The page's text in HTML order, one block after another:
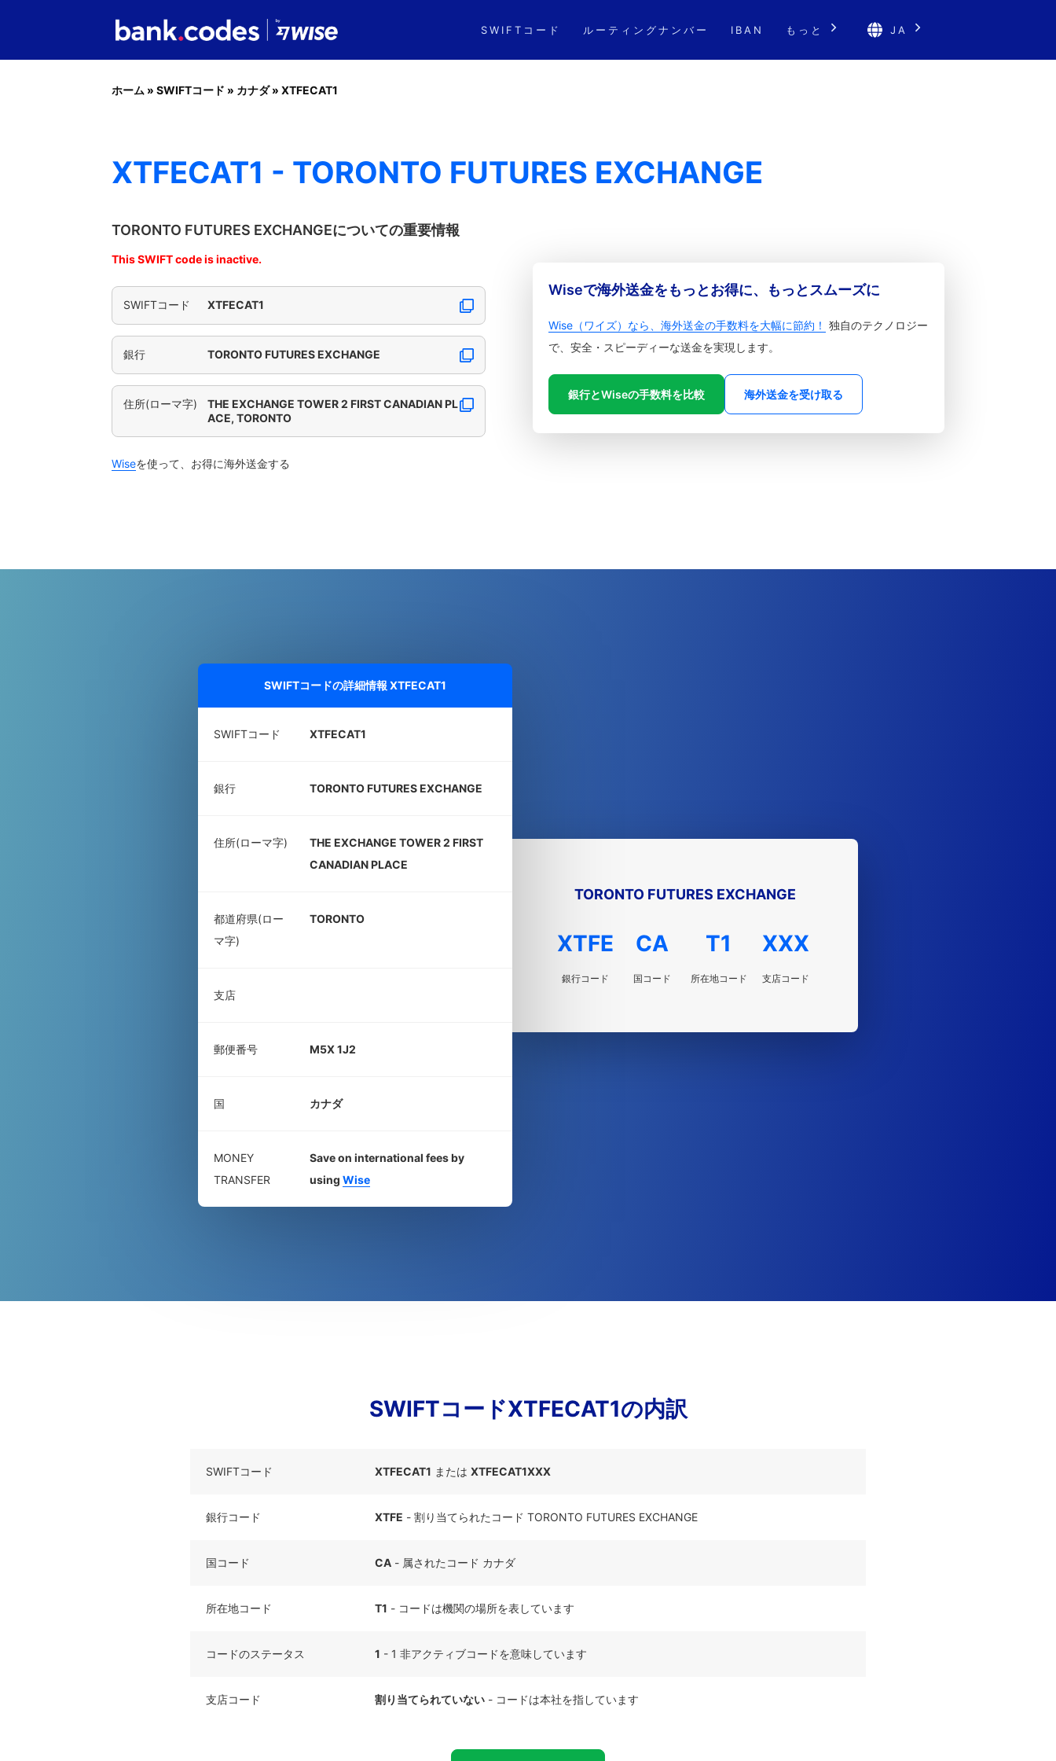
SWIFTコード ルーティングナンバー IBAN もっと JA
ホーム » SWIFTコード » カナダ» XTFECAT1
XTFECAT1 - TORONTO FUTURES EXCHANGE
TORONTO FUTURES EXCHANGEについての重要情報
This SWIFT code is inactive.
SWIFTコード XTFECAT1
銀行 TORONTO FUTURES EXCHANGE
住所(ローマ字)
THE EXCHANGE TOWER 2 FIRST CANADIAN PL
ACE, TORONTO
Wiseを使って、お得に海外送金する
Wiseで海外送金をもっとお得に、もっとスムーズに
Wise（ワイズ）なら、海外送金の手数料を大幅に節約！ 独自のテクノロジー
で、安全・スピーディーな送金を実現します。
銀行とWiseの手数料を比較 海外送金を受け取る
SWIFTコードの詳細情報 XTFECAT1
SWIFTコード XTFECAT1
銀行 TORONTO FUTURES EXCHANGE
住所(ローマ字)
THE EXCHANGE TOWER 2 FIRST
CANADIAN PLACE
都道府県(ロー
マ字)
TORONTO
支店
郵便番号 M5X 1J2
国 カナダ
MONEY
TRANSFER
Save on international fees by
using Wise
TORONTO FUTURES EXCHANGE
XTFE
銀行コード
CA
国コード
T1
所在地コード
XXX
支店コード
SWIFTコードXTFECAT1の内訳
SWIFTコード XTFECAT1 または XTFECAT1XXX
銀行コード XTFE - 割り当てられたコード TORONTO FUTURES EXCHANGE
国コード CA - 属されたコード カナダ
所在地コード T1 - コードは機関の場所を表しています
コードのステータス 1 - 1 非アクティブコードを意味しています
支店コード 割り当てられていない - コードは本社を指しています